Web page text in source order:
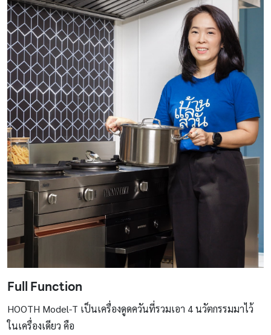
Full Function
HOOTH Model-T เป็นเครื่องดูดควันที่รวมเอา 4 นวัตกรรมมาไว้
ในเครื่องเดียว คือ